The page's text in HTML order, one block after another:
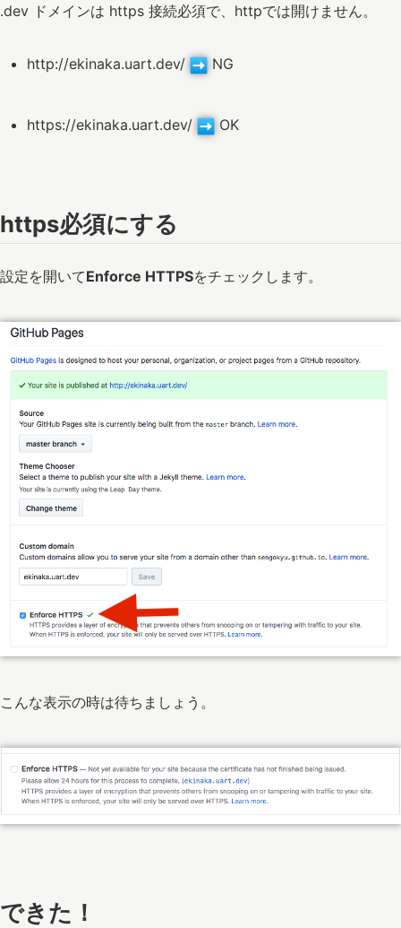
.dev ドメインは https 接続必須で、httpでは開けません。
http://ekinaka.uart.dev/ NG
https://ekinaka.uart.dev/ OK
https必須にする
設定を開いてEnforce HTTPSをチェックします。
こんな表示の時は待ちましょう。
できた！